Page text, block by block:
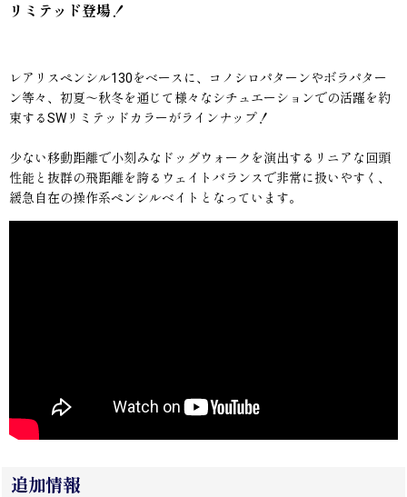
リミテッド登場！
レアリスペンシル130をベースに、コノシロパターンやボラパター
ン等々、初夏〜秋冬を通じて様々なシチュエーションでの活躍を約
束するSWリミテッドカラーがラインナップ！
少ない移動距離で小刻みなドッグウォークを演出するリニアな回頭
性能と抜群の飛距離を誇るウェイトバランスで非常に扱いやすく、
緩急自在の操作系ペンシルベイトとなっています。
追加情報